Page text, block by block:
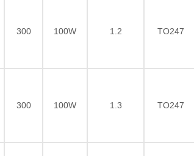
300 100W 1.2 TO247
300 100W 1.3 TO247